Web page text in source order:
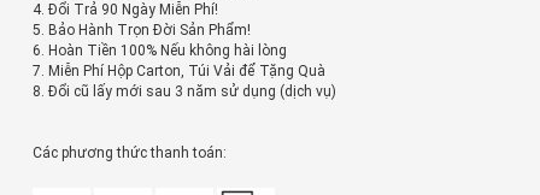
4. Đổi Trả 90 Ngày Miễn Phí!
5. Bảo Hành Trọn Đời Sản Phẩm!
6. Hoàn Tiền 100% Nếu không hài lòng
7. Miễn Phí Hộp Carton, Túi Vải để Tặng Quà
8. Đổi cũ lấy mới sau 3 năm sử dụng (dịch vụ)
Các phương thức thanh toán: